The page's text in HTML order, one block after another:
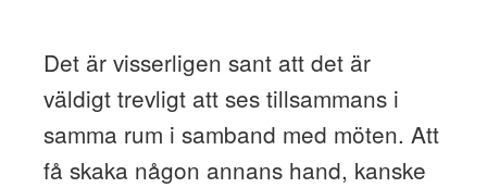
Det är visserligen sant att det är
väldigt trevligt att ses tillsammans i
samma rum i samband med möten. Att
få skaka någon annans hand, kanske